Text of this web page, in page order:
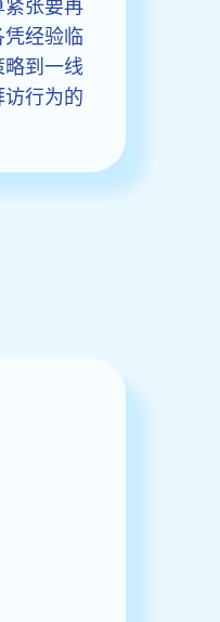
经验临
到一线
行为的